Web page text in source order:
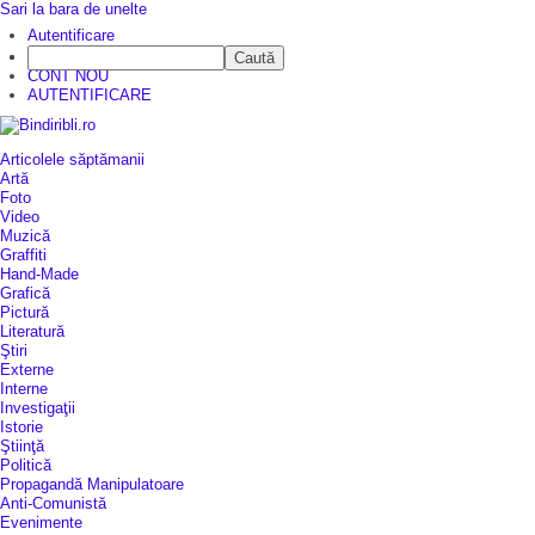
CONT NOU
AUTENTIFICARE
Articolele săptămanii
Artă
Foto
Video
Muzică
Graffiti
Hand-Made
Grafică
Pictură
Literatură
Ştiri
Externe
Interne
Investigaţii
Istorie
Ştiinţă
Politică
Propagandă Manipulatoare
Anti-Comunistă
Evenimente
Sari la bara de unelte
Autentificare
Caută